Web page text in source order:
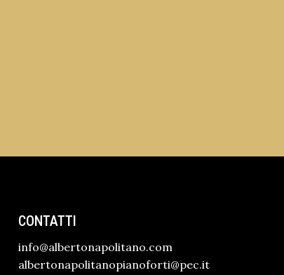
CONTATTI
info@albertonapolitano.com
albertonapolitanopianoforti@pec.it